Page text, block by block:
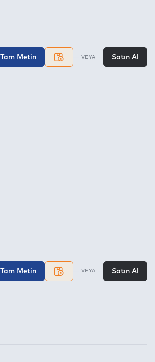
Tam Metin VEYA Satın Al
Tam Metin VEYA Satın Al